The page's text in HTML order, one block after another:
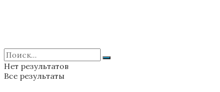
Нет результатов
Все результаты